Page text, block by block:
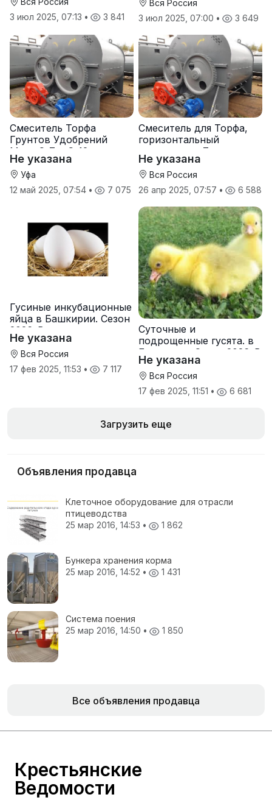
3 июл 2025, 07:13 • 3 841
Вся Россия
3 июл 2025, 07:00 • 3 649
Смеситель Торфа
Грунтов Удобрений
Мела С-7 и С-12
Не указана
Уфа
12 май 2025, 07:54 • 7 075
Смеситель для Торфа,
горизонтальный
смеситель с-7
Не указана
Вся Россия
26 апр 2025, 07:57 • 6 588
Гусиные инкубационные
яйца в Башкирии. Сезон
2026. В наличии
Не указана
Вся Россия
17 фев 2025, 11:53 • 7 117
Суточные и
подрощенные гусята. в
Башкирии. Сезон 2026. В
наличии
Не указана
Вся Россия
17 фев 2025, 11:51 • 6 681
Загрузить еще
Объявления продавца
Клеточное оборудование для отрасли
птицеводства
25 мар 2016, 14:53 • 1 862
Бункера хранения корма
25 мар 2016, 14:52 • 1 431
Система поения
25 мар 2016, 14:50 • 1 850
Все объявления продавца
Крестьянские
Ведомости